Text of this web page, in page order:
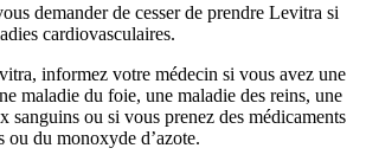
demander de cesser de prendre Levitra si
cardiovasculaires.
informez votre médecin si vous avez une
maladie du foie, une maladie des reins, une
sanguins ou si vous prenez des médicaments
ou du monoxyde d’azote.